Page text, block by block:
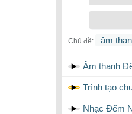
Chủ đề: âm
Âm thanh
Trình tạo
Nhạc Đếm